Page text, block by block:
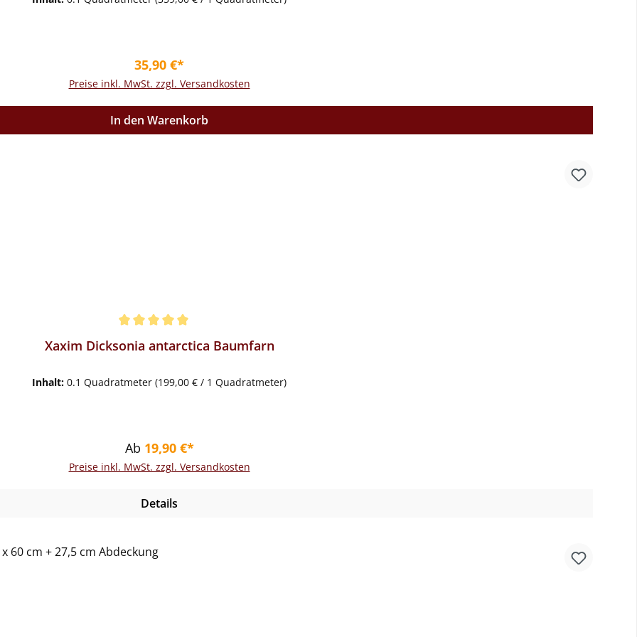
Regulärer Preis:
35,90 €*
Preise inkl. MwSt. zzgl. Versandkosten
In den Warenkorb
Xaxim Dicksonia antarctica Baumfarn
Inhalt: 0.1 Quadratmeter (199,00 € / 1 Quadratmeter)
Regulärer Preis:
Ab 19,90 €*
Preise inkl. MwSt. zzgl. Versandkosten
Details